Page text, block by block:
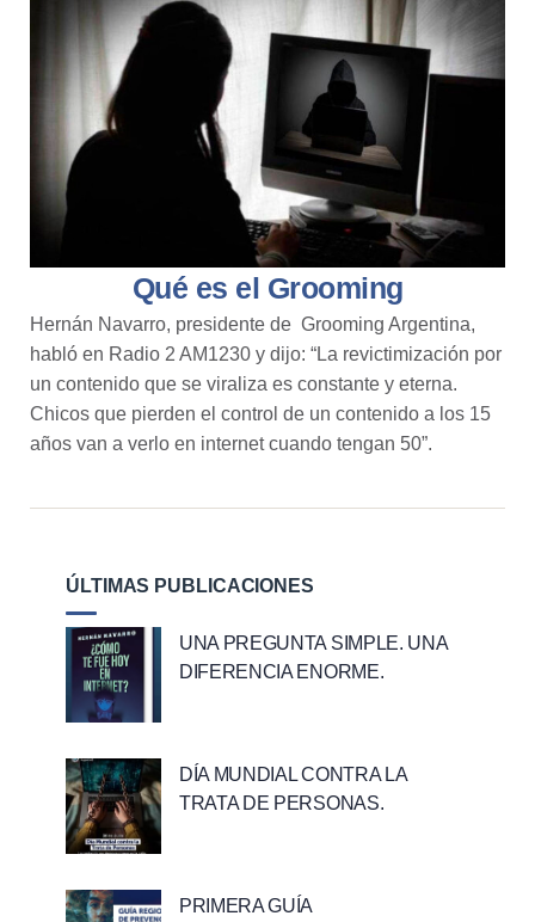
Qué es el Grooming
Hernán Navarro, presidente de Grooming Argentina,
habló en Radio 2 AM1230 y dijo: “La revictimización por
un contenido que se viraliza es constante y eterna.
Chicos que pierden el control de un contenido a los 15
años van a verlo en internet cuando tengan 50”.
ÚLTIMAS PUBLICACIONES
UNA PREGUNTA SIMPLE. UNA
DIFERENCIA ENORME.
DÍA MUNDIAL CONTRA LA
TRATA DE PERSONAS.
PRIMERA GUÍA